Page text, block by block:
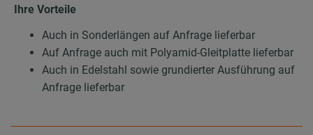
Ihre Vorteile
Auch in Sonderlängen auf Anfrage lieferbar
Auf Anfrage auch mit Polyamid-Gleitplatte lieferbar
Auch in Edelstahl sowie grundierter Ausführung auf
Anfrage lieferbar